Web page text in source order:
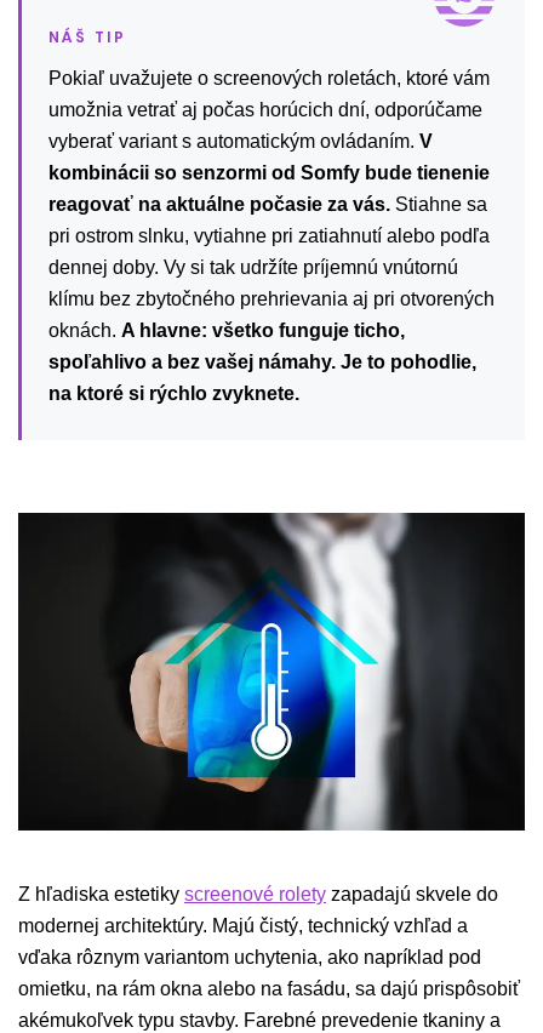
Pokiaľ uvažujete o screenových roletách, ktoré vám
umožnia vetrať aj počas horúcich dní, odporúčame
vyberať variant s automatickým ovládaním. V
kombinácii so senzormi od Somfy bude tienenie
reagovať na aktuálne počasie za vás. Stiahne sa
pri ostrom slnku, vytiahne pri zatiahnutí alebo podľa
dennej doby. Vy si tak udržíte príjemnú vnútornú
klímu bez zbytočného prehrievania aj pri otvorených
oknách. A hlavne: všetko funguje ticho,
spoľahlivo a bez vašej námahy. Je to pohodlie,
na ktoré si rýchlo zvyknete.
Z hľadiska estetiky screenové rolety zapadajú skvele do
modernej architektúry. Majú čistý, technický vzhľad a
vďaka rôznym variantom uchytenia, ako napríklad pod
omietku, na rám okna alebo na fasádu, sa dajú prispôsobiť
akémukoľvek typu stavby. Farebné prevedenie tkaniny a